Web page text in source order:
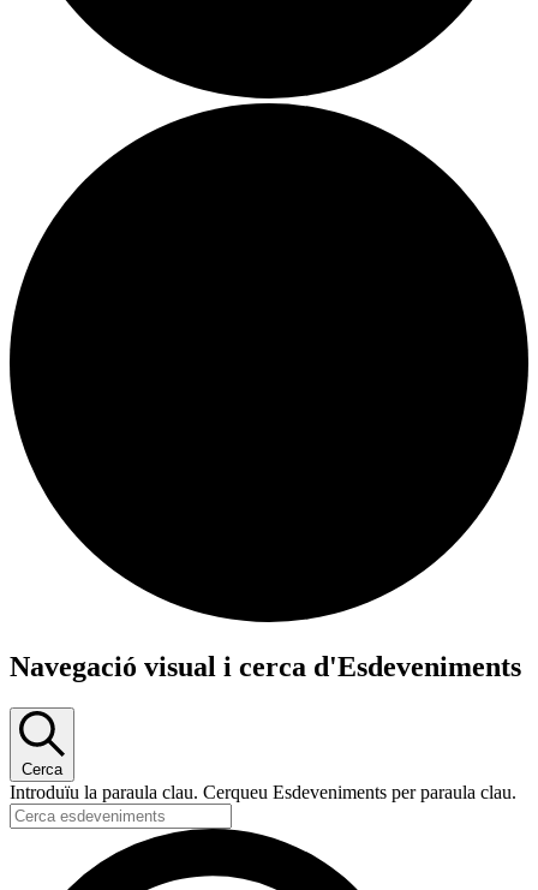
Esdeveniments
22
novembre
2024
Navegació visual i cerca d'Esdeveniments
Cerca
Introduïu la paraula clau. Cerqueu Esdeveniments per paraula clau.